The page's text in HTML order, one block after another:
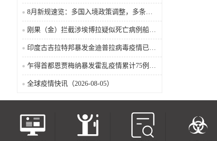
8月新规速览：多国入境政策调整，多条国际航线加密
刚果（金）拦截涉埃博拉疑似死亡病例船只疫情已波及五省
印度古吉拉特邦暴发金迪普拉病毒疫情已致22名儿童死亡
乍得首都恩贾梅纳暴发霍乱疫情累计75例确诊8人死亡（2026-08-05）
全球疫情快讯（2026-08-05）